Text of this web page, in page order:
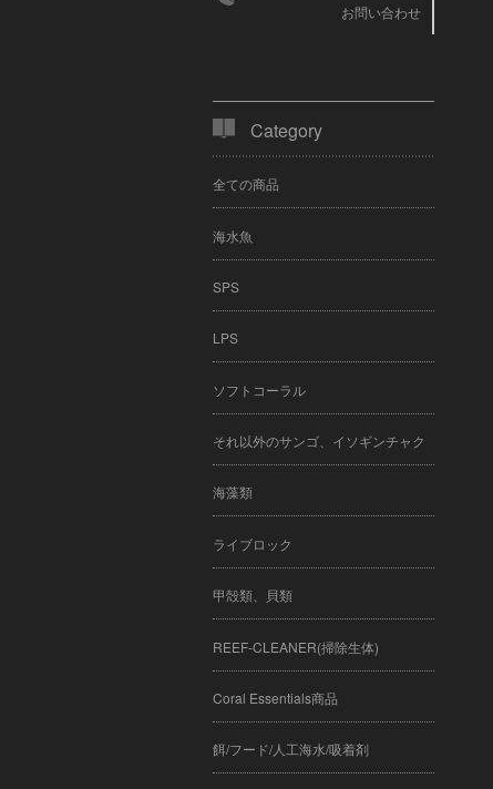
お問い合わせ
Category
全ての商品
海水魚
SPS
LPS
ソフトコーラル
それ以外のサンゴ、イソギンチャク
海藻類
ライブロック
甲殻類、貝類
REEF-CLEANER(掃除生体)
Coral Essentials商品
餌/フード/人工海水/吸着剤